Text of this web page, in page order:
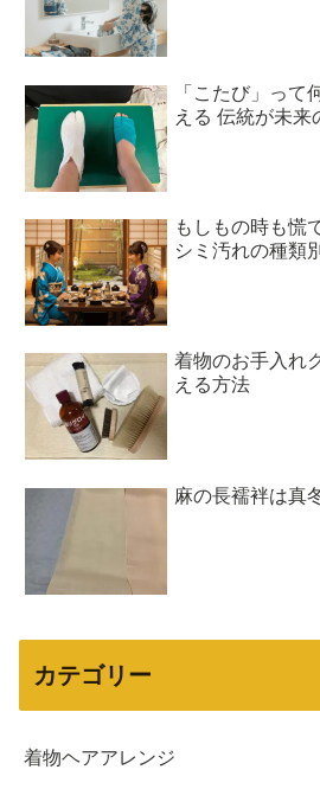
「こたび」って
える 伝統が未来
もしもの時も慌
シミ汚れの種類
着物のお手入れ
える方法
麻の長襦袢は真
カテゴリー
着物ヘアアレンジ